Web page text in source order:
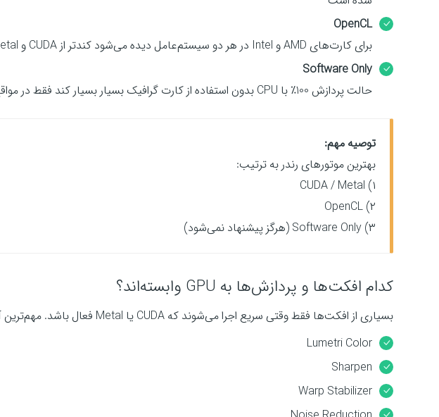
OpenCL
برای کارت‌های AMD و Intel در هر دو سیستم‌عامل دیده می‌شود کندتر از CUDA و Metal
Software Only
حالت پردازش 100٪ با CPU بدون استفاده از کارت گرافیک بسیار بسیار کند فقط در مواقع اضطراری توصیه می‌شود
توصیه مهم:
بهترین موتورهای رندر به ترتیب:
۱) CUDA / Metal
۲) OpenCL
۳) Software Only (هرگز پیشنهاد نمی‌شود)
کدام افکت‌ها و پردازش‌ها به GPU وابسته‌اند؟
بسیاری از افکت‌ها فقط وقتی سریع اجرا می‌شوند که CUDA یا Metal فعال باشد. مهم‌ترین آن‌ها:
Lumetri Color
Sharpen
Warp Stabilizer